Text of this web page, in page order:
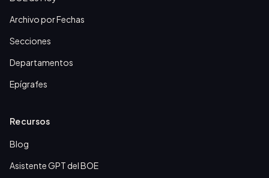
Archivo por Fechas
Secciones
Departamentos
Epígrafes
Recursos
Blog
Asistente GPT del BOE